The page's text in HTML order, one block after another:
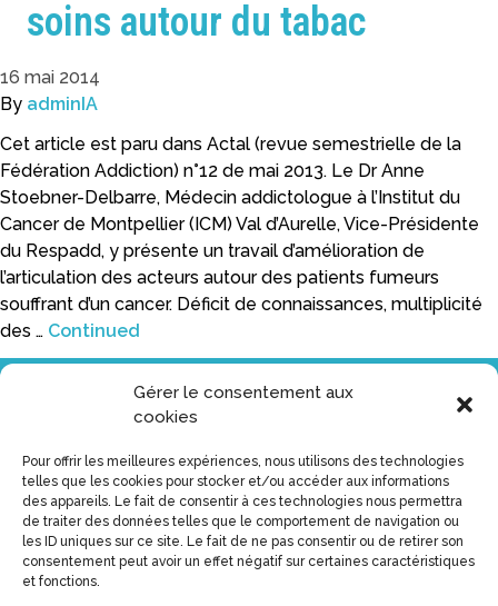
Gérer le consentement aux
cookies
Pour offrir les meilleures expériences, nous utilisons des technologies
telles que les cookies pour stocker et/ou accéder aux informations
des appareils. Le fait de consentir à ces technologies nous permettra
de traiter des données telles que le comportement de navigation ou
les ID uniques sur ce site. Le fait de ne pas consentir ou de retirer son
consentement peut avoir un effet négatif sur certaines caractéristiques
et fonctions.
soins autour du tabac
16 mai 2014
By adminIA
Cet article est paru dans Actal (revue semestrielle de la
Fédération Addiction) n°12 de mai 2013. Le Dr Anne
Stoebner-Delbarre, Médecin addictologue à l’Institut du
Cancer de Montpellier (ICM) Val d’Aurelle, Vice-Présidente
du Respadd, y présente un travail d’amélioration de
l’articulation des acteurs autour des patients fumeurs
souffrant d’un cancer. Déficit de connaissances, multiplicité
des … Continued
Restons en contact
Vous serez tenu au courant des dernières mises à jour du
site